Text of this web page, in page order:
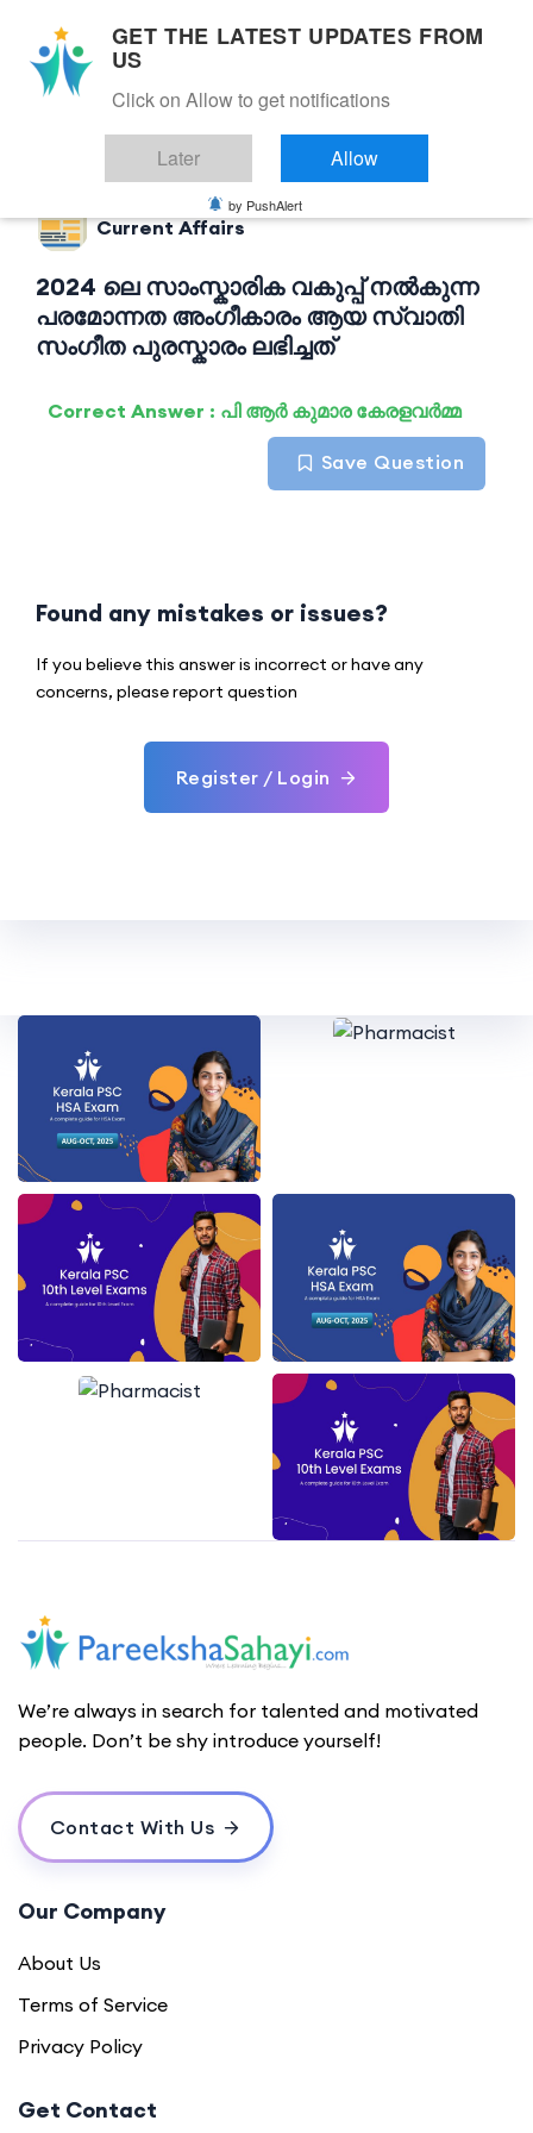
Back to Current Affairs
Current Affairs
2024 ലെ സാംസ്കാരിക വകുപ്പ് നൽകുന്ന
പരമോന്നത അംഗീകാരം ആയ സ്വാതി
സംഗീത പുരസ്കാരം ലഭിച്ചത്
Correct Answer : പി ആർ കുമാര കേരളവർമ്മ
Save Question
Found any mistakes or issues?
If you believe this answer is incorrect or have any
concerns, please report question
Register / Login
We’re always in search for talented and motivated
people. Don’t be shy introduce yourself!
Contact With Us
Our Company
About Us
Terms of Service
Privacy Policy
Get Contact
GET THE LATEST UPDATES FROM
US
Click on Allow to get notifications
Later Allow
by PushAlert